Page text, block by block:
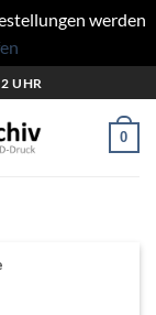
werden
UHR
0